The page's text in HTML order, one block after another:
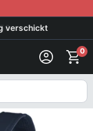
verschickt
0